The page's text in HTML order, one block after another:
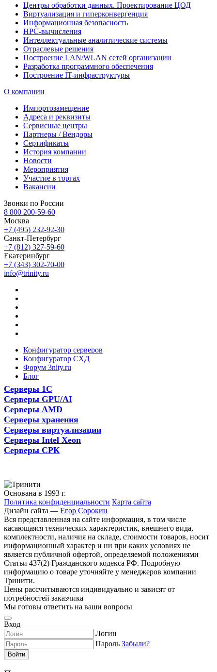
Центры обработки данных. Проектирование ЦОД
Виртуализация и гиперконвергенция
Информационная безопасность
HPC-вычисления
Интеллектуальные аналитические системы
Отраслевые решения
Построение LAN/WLAN сетей организации
Разработка программного обеспечения
Построение IT-инфраструктуры
О компании
Импортозамещение
Адреса и реквизиты
Сервисные центры
Партнеры / Вендоры
Сертификаты
История компании
Новости
Мероприятия
Участие в торгах
Вакансии
Звонки по России
8 800 200-59-60
Москва
+7 (495) 232-92-30
Санкт-Петербург
+7 (812) 327-59-60
Екатеринбург
+7 (343) 302-70-00
info@trinity.ru
Конфигуратор серверов
Конфигуратор СХД
Форум 3nity.ru
Блог
Серверы 1С
Серверы GPU/AI
Серверы AMD
Серверы хранения
Серверы виртуализации
Серверы Intel Xeon
Серверы СРК
Основана в 1993 г.
Политика конфиденциальности Карта сайта
Дизайн сайта — Егор Сорокин
Вся представленная на сайте информация, в том числе
касающаяся технических характеристик, внешнего вида,
комплектности, наличия на складе, стоимости товаров, носит
информационный характер и ни при каких условиях не
является публичной офертой, определяемой положениями
Статьи 437(2) Гражданского кодекса РФ. Подробную
информацию о товаре уточняйте у менеджеров компании
Тринити.
Цены рассчитываются индивидуально и зависят от
потребностей заказчика
Мы готовы ответить на ваши вопросы
Вход
Логин
Пароль Забыли?
Войти